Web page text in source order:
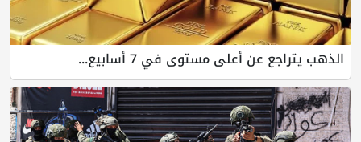
الذهب يتراجع عن أعلى مستوى في 7 أسابيع...